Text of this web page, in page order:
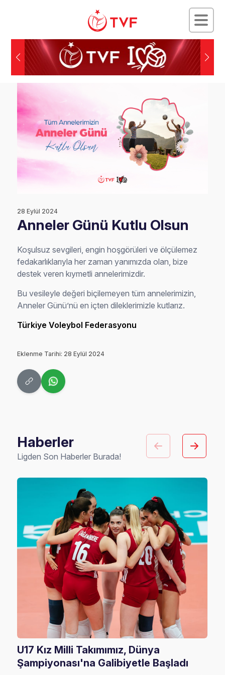
28 Eylül 2024
Anneler Günü Kutlu Olsun
Koşulsuz sevgileri, engin hoşgörüleri ve ölçülemez
fedakarlıklarıyla her zaman yanımızda olan, bize
destek veren kıymetli annelerimizdir.
Bu vesileyle değeri biçilemeyen tüm annelerimizin,
Anneler Günü’nü en içten dileklerimizle kutlarız.
Türkiye Voleybol Federasyonu
Eklenme Tarihi: 28 Eylül 2024
Haberler
Ligden Son Haberler Burada!
U17 Kız Milli Takımımız, Dünya
Şampiyonası'na Galibiyetle Başladı